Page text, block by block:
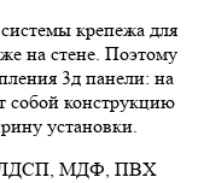
крепежа для
на стене. Поэтому
3д панели: на
собой конструкцию
установки.
ЛДСП, МДФ, ПВХ